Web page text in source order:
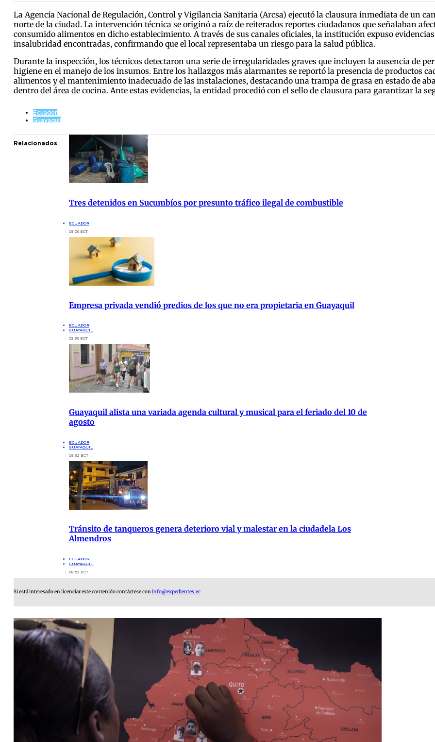
La Agencia Nacional de Regulación, Control y Vigilancia Sanitaria (Arcsa) ejecutó la clausura inmediata de un
norte de la ciudad. La intervención técnica se originó a raíz de reiterados reportes ciudadanos que señalaban
consumido alimentos en dicho establecimiento. A través de sus canales oficiales, la institución expuso
insalubridad encontradas, confirmando que el local representaba un riesgo para la salud pública.
Durante la inspección, los técnicos detectaron una serie de irregularidades graves que incluyen la ausencia de
higiene en el manejo de los insumos. Entre los hallazgos más alarmantes se reportó la presencia de productos
alimentos y el mantenimiento inadecuado de las instalaciones, destacando una trampa de grasa en estado de
dentro del área de cocina. Ante estas evidencias, la entidad procedió con el sello de clausura para garantizar la
Ecuador
Guayaquil
Relacionados
Tres detenidos en Sucumbíos por presunto tráfico ilegal de combustible
ECUADOR
09:56 ECT
Empresa privada vendió predios de los que no era propietaria en Guayaquil
ECUADOR
GUAYAQUIL
09:36 ECT
Guayaquil alista una variada agenda cultural y musical para el feriado del 10 de
agosto
ECUADOR
GUAYAQUIL
09:32 ECT
Tránsito de tanqueros genera deterioro vial y malestar en la ciudadela Los
Almendros
ECUADOR
GUAYAQUIL
08:52 ECT
Si está interesado en licenciar este contenido contáctese coninfo@expedientes.ec